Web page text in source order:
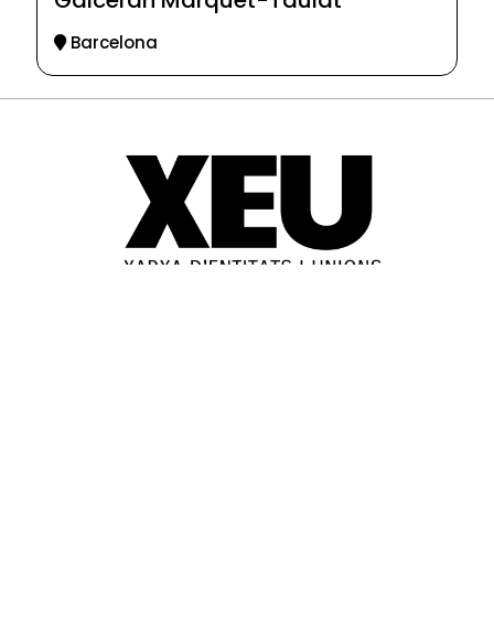
Barcelona